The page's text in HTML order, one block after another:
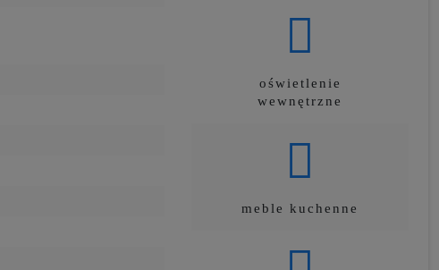
oświetlenie
wewnętrzne
meble kuchenne